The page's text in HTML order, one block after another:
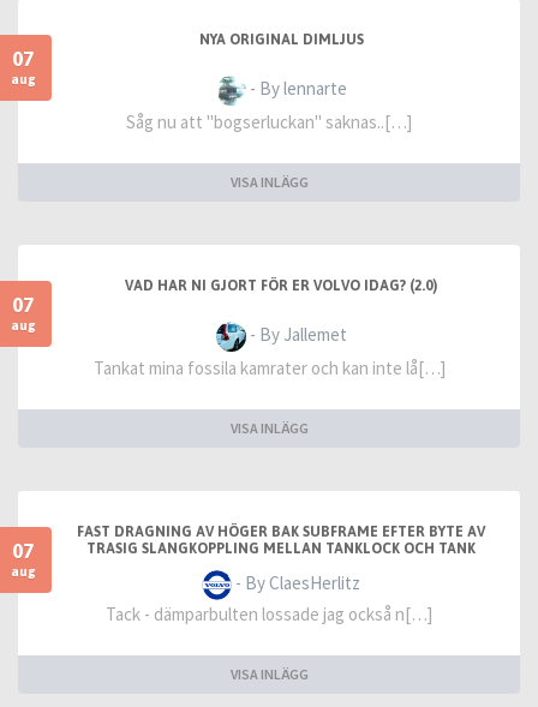
07
aug
NYA ORIGINAL DIMLJUS
- By lennarte
Såg nu att "bogserluckan" saknas..[…]
VISA INLÄGG
07
aug
VAD HAR NI GJORT FÖR ER VOLVO IDAG? (2.0)
- By Jallemet
Tankat mina fossila kamrater och kan inte lå[…]
VISA INLÄGG
07
aug
FAST DRAGNING AV HÖGER BAK SUBFRAME EFTER BYTE AV
TRASIG SLANGKOPPLING MELLAN TANKLOCK OCH TANK
- By ClaesHerlitz
Tack - dämparbulten lossade jag också n[…]
VISA INLÄGG